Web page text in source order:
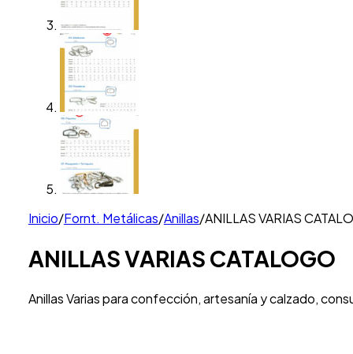
Inicio/Fornt. Metálicas/Anillas/ANILLAS VARIAS
ANILLAS VARIAS CATALOGO
Anillas Varias para confección, artesanía y calzado,